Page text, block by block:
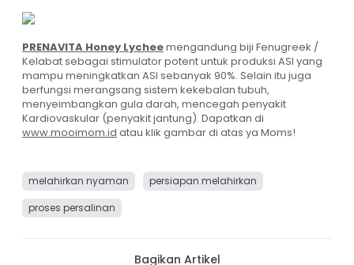
PRENAVITA Honey Lycheemengandung biji Fenugreek /
Kelabat sebagai stimulator potent untuk produksi ASI yang
mampu meningkatkan ASI sebanyak 90%. Selain itu juga
berfungsi merangsang sistem kekebalan tubuh,
menyeimbangkan gula darah, mencegah penyakit
Kardiovaskular (penyakit jantung). Dapatkan di
www.mooimom.id atau klik gambar di atas ya Moms!
melahirkan nyaman
persiapan melahirkan
proses persalinan
Bagikan Artikel